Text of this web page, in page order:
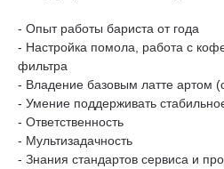
- Опыт работы бариста от года
- Настройка помола, работа с
фильтра
- Владение базовым латте артом
- Умение поддерживать
- Ответственность
- Мультизадачность
- Знания стандартов сервиса и